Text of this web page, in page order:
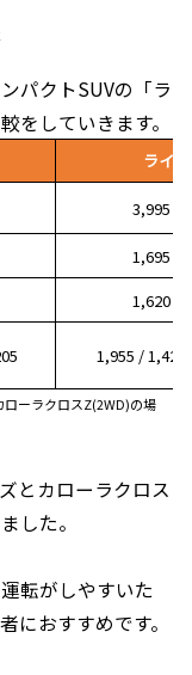
パクトSUVの「ラ
をしていきます。
ライズ
3,995
1,695
1,620
1,955 / 1,420
ーラクロスZ(2WD)の場
とカローラクロス
した。
転がしやすいた
におすすめです。